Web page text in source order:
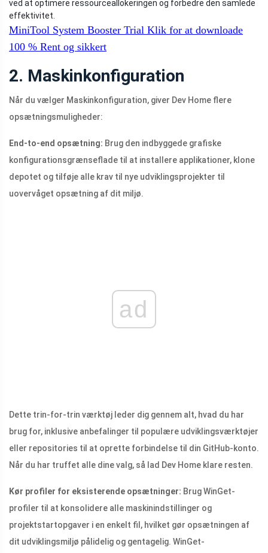
ved at optimere ressourceallokeringen og forbedre den samlede
effektivitet.
MiniTool System Booster Trial Klik for at downloade
100 % Rent og sikkert
2. Maskinkonfiguration
Når du vælger Maskinkonfiguration, giver Dev Home flere
opsætningsmuligheder:
End-to-end opsætning: Brug den indbyggede grafiske
konfigurationsgrænseflade til at installere applikationer, klone
depotet og tilføje alle krav til nye udviklingsprojekter til
uovervåget opsætning af dit miljø.
ad
Dette trin-for-trin værktøj leder dig gennem alt, hvad du har
brug for, inklusive anbefalinger til populære udviklingsværktøjer
eller repositories til at oprette forbindelse til din GitHub-konto.
Når du har truffet alle dine valg, så lad Dev Home klare resten.
Kør profiler for eksisterende opsætninger: Brug WinGet-
profiler til at konsolidere alle maskinindstillinger og
projektstartopgaver i en enkelt fil, hvilket gør opsætningen af ​​
dit udviklingsmiljø pålidelig og gentagelig. WinGet-